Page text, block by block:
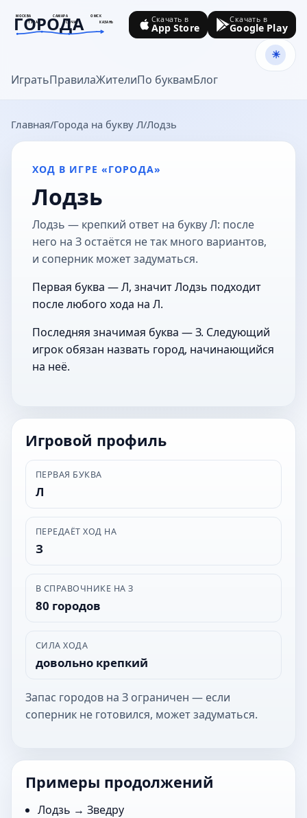
МОСКВА САМАРА
ОМСК
ТУЛА
СОЧИ КАЗАНЬ
ГОРОДА
goroda-na.ru
ИгратьПравилаЖителиПо буквамБлог
Скачать в
App Store
Скачать в
Google Play
Главная Города на букву Л Лодзь
ХОД В ИГРЕ «ГОРОДА»
Лодзь
Лодзь — крепкий ответ на букву Л: после
него на З остаётся не так много вариантов,
и соперник может задуматься.
Первая буква — Л, значит Лодзь подходит
после любого хода на Л.
Последняя значимая буква — З. Следующий
игрок обязан назвать город, начинающийся
на неё.
Игровой профиль
ПЕРВАЯ БУКВА
Л
ПЕРЕДАЁТ ХОД НА
З
В СПРАВОЧНИКЕ НА З
80 городов
СИЛА ХОДА
довольно крепкий
Запас городов на З ограничен — если
соперник не готовился, может задуматься.
Примеры продолжений
Лодзь →Зведру